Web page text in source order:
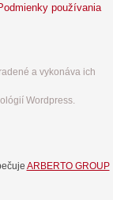
používania
a vykonáva ich
Wordpress.
ARBERTO GROUP